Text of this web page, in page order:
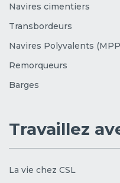
Navires cimentiers
Transbordeurs
Navires Polyvalents
Remorqueurs
Barges
Travaillez
La vie chez CSL